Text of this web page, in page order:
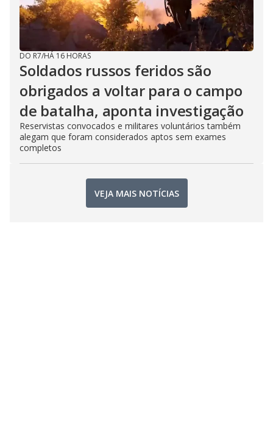
DO R7/HÁ 16 HORAS
Soldados russos feridos são
obrigados a voltar para o campo
de batalha, aponta investigação
Reservistas convocados e militares voluntários também
alegam que foram considerados aptos sem exames
completos
VEJA MAIS NOTÍCIAS